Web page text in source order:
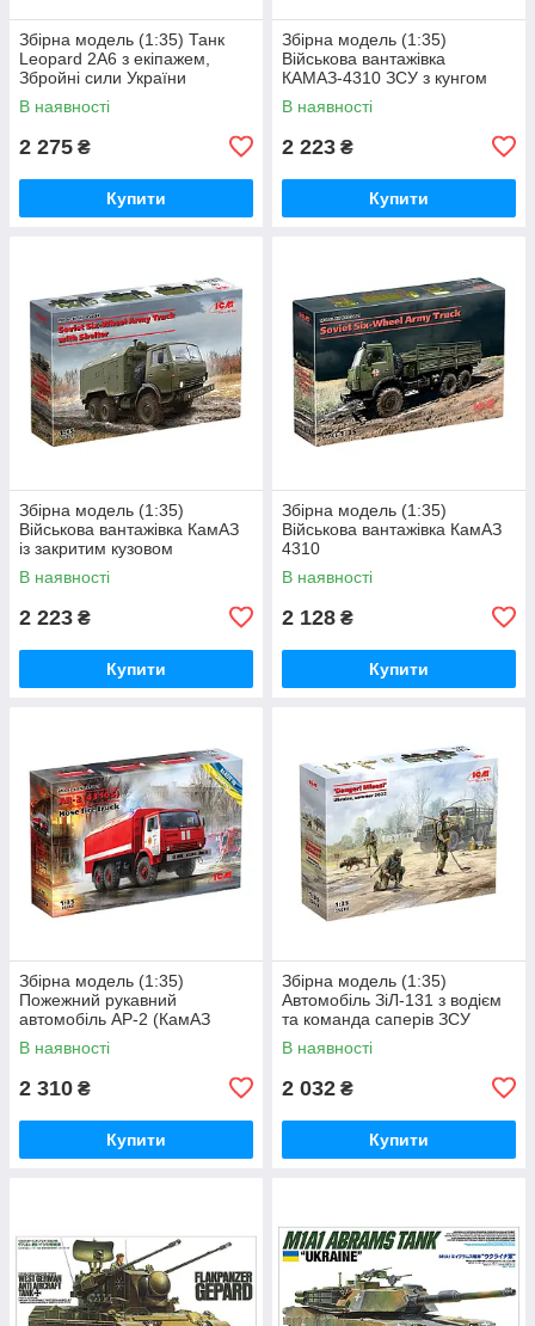
Збірна модель (1:35) Танк
Leopard 2A6 з екіпажем,
Збройні сили України
В наявності
2 275 ₴
Купити
Збірна модель (1:35)
Військова вантажівка
КАМАЗ-4310 ЗСУ з кунгом
В наявності
2 223 ₴
Купити
Збірна модель (1:35)
Військова вантажівка КамАЗ
із закритим кузовом
В наявності
2 223 ₴
Купити
Збірна модель (1:35)
Військова вантажівка КамАЗ
4310
В наявності
2 128 ₴
Купити
Збірна модель (1:35)
Пожежний рукавний
автомобіль АР-2 (КамАЗ
43105)
В наявності
2 310 ₴
Купити
Збірна модель (1:35)
Автомобіль ЗіЛ-131 з водієм
та команда саперів ЗСУ
В наявності
2 032 ₴
Купити